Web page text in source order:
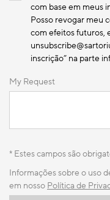
com base em meus
Posso revogar meu
com efeitos futuros,
inscrição” na parte
My Request
* Estes campos são
Informações sobre o uso
em nosso Política de